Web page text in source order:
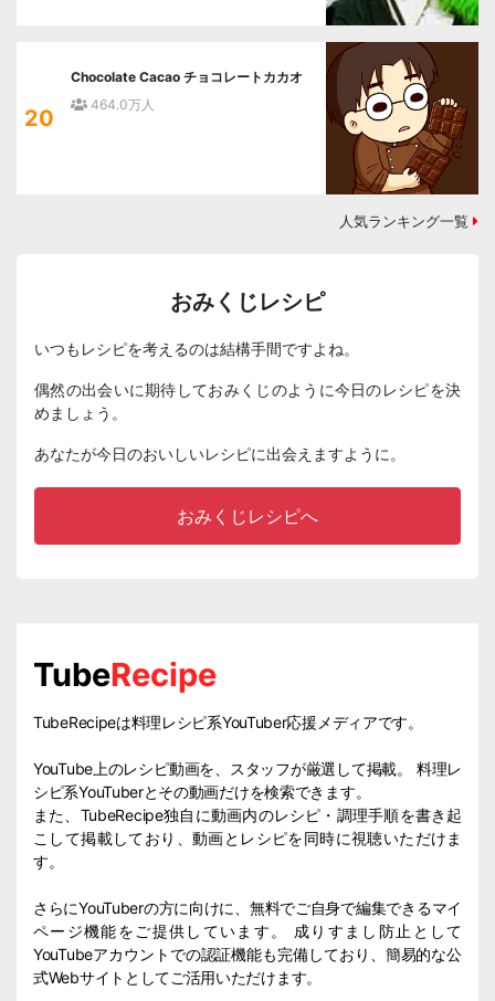
20
Chocolate Cacao チョコレートカカオ
464.0万人
人気ランキング一覧
おみくじレシピ
いつもレシピを考えるのは結構手間ですよね。
偶然の出会いに期待しておみくじのように今日のレシピを決
めましょう。
あなたが今日のおいしいレシピに出会えますように。
おみくじレシピへ
TubeRecipe
TubeRecipeは料理レシピ系YouTuber応援メディアです。
YouTube上のレシピ動画を、スタッフが厳選して掲載。 料理レ
シピ系YouTuberとその動画だけを検索できます。
また、TubeRecipe独自に動画内のレシピ・調理手順を書き起
こして掲載しており、動画とレシピを同時に視聴いただけま
す。
さらにYouTuberの方に向けに、無料でご自身で編集できるマイ
ページ機能をご提供しています。 成りすまし防止として
YouTubeアカウントでの認証機能も完備しており、簡易的な公
式Webサイトとしてご活用いただけます。